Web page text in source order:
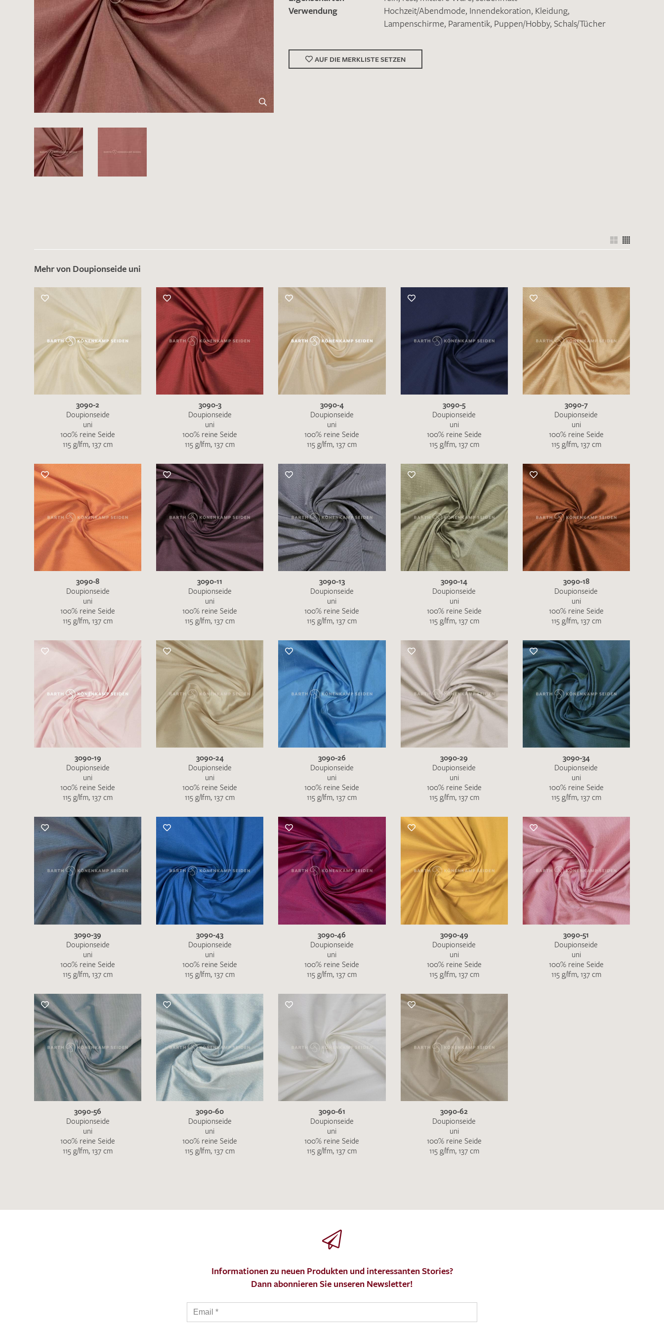
Merkliste / Musteranfrage
Es sind bisher keine Produkte auf Ihrer
Merkliste.
Sollten Sie dennoch eine individuelle
Musteranfrage stellen wollen, vermerken
Sie diese bitte im Feld "Anmerkungen".
IHRE KONTAKTDATEN
Leider ist das Kontaktformular zum aktuellen Zeitpunkt nicht funktionstüchtig. Bitte
schreiben Sie eine E-Mail mit ihren Kontaktdaten direkt aninfo@barth-seiden.de.
Wir arbeiten schnellstmöglich an einer Lösung – Danke!
Ich bin damit einverstanden, dass meine angegebenen Daten zur Beantwortung meiner Musteranfrage
MUSTERANFRAGE SENDEN
Verwendung
Hochzeit/Abendmode, Innendekoration, Kleidung,
Lampenschirme, Paramentik, Puppen/Hobby, Schals/Tücher
AUF DIE MERKLISTE SETZEN
Mehr von Doupionseide uni
3090-2
Doupionseide
uni
100% reine Seide
115 g/lfm, 137 cm
3090-3
Doupionseide
uni
100% reine Seide
115 g/lfm, 137 cm
3090-4
Doupionseide
uni
100% reine Seide
115 g/lfm, 137 cm
3090-5
Doupionseide
uni
100% reine Seide
115 g/lfm, 137 cm
3090-7
Doupionseide
uni
100% reine Seide
115 g/lfm, 137 cm
3090-8
Doupionseide
uni
100% reine Seide
115 g/lfm, 137 cm
3090-11
Doupionseide
uni
100% reine Seide
115 g/lfm, 137 cm
3090-13
Doupionseide
uni
100% reine Seide
115 g/lfm, 137 cm
3090-14
Doupionseide
uni
100% reine Seide
115 g/lfm, 137 cm
3090-18
Doupionseide
uni
100% reine Seide
115 g/lfm, 137 cm
3090-19
Doupionseide
uni
100% reine Seide
115 g/lfm, 137 cm
3090-24
Doupionseide
uni
100% reine Seide
115 g/lfm, 137 cm
3090-26
Doupionseide
uni
100% reine Seide
115 g/lfm, 137 cm
3090-29
Doupionseide
uni
100% reine Seide
115 g/lfm, 137 cm
3090-34
Doupionseide
uni
100% reine Seide
115 g/lfm, 137 cm
3090-39
Doupionseide
uni
100% reine Seide
115 g/lfm, 137 cm
3090-43
Doupionseide
uni
100% reine Seide
115 g/lfm, 137 cm
3090-46
Doupionseide
uni
100% reine Seide
115 g/lfm, 137 cm
3090-49
Doupionseide
uni
100% reine Seide
115 g/lfm, 137 cm
3090-51
Doupionseide
uni
100% reine Seide
115 g/lfm, 137 cm
3090-56
Doupionseide
uni
100% reine Seide
115 g/lfm, 137 cm
3090-60
Doupionseide
uni
100% reine Seide
115 g/lfm, 137 cm
3090-61
Doupionseide
uni
100% reine Seide
115 g/lfm, 137 cm
3090-62
Doupionseide
uni
100% reine Seide
115 g/lfm, 137 cm
Informationen zu neuen Produkten und interessanten Stories?
Dann abonnieren Sie unseren Newsletter!